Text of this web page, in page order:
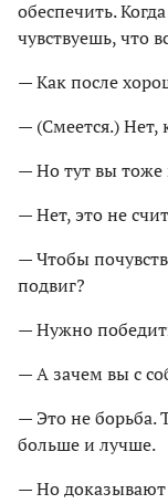
обеспечить.
чувствуешь, что
— Как после
— (Смеется.) Нет,
— Но тут вы тоже
— Нет, это не
— Чтобы
подвиг?
— Нужно
— А зачем вы с
— Это не борьба.
больше и лучше.
— Но доказывают